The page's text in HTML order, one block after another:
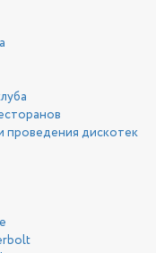
проведения дискотек